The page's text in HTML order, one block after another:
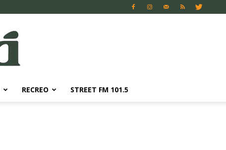
RECREO STREET FM 101.5